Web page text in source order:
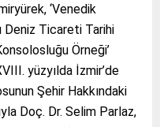
‘Venedik
Deniz Ticareti Tarihi
Örneği’
yüzyılda İzmir’de
Şehir Hakkındaki
Doç. Dr. Selim Parlaz,